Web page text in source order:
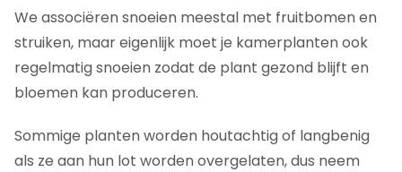
We associëren snoeien meestal met fruitbomen en
struiken, maar eigenlijk moet je kamerplanten ook
regelmatig snoeien zodat de plant gezond blijft en
bloemen kan produceren.
Sommige planten worden houtachtig of langbenig
als ze aan hun lot worden overgelaten, dus neem